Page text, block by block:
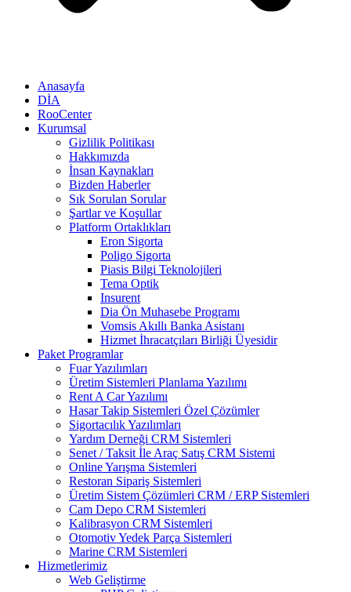
Anasayfa
DİA
RooCenter
Kurumsal
Gizlilik Politikası
Hakkımızda
İnsan Kaynakları
Bizden Haberler
Sık Sorulan Sorular
Şartlar ve Koşullar
Platform Ortaklıkları
Eron Sigorta
Poligo Sigorta
Piasis Bilgi Teknolojileri
Tema Optik
Insurent
Dia Ön Muhasebe Programı
Vomsis Akıllı Banka Asistanı
Hizmet İhracatçıları Birliği Üyesidir
Paket Programlar
Fuar Yazılımları
Üretim Sistemleri Planlama Yazılımı
Rent A Car Yazılımı
Hasar Takip Sistemleri Özel Çözümler
Sigortacılık Yazılımları
Yardım Derneği CRM Sistemleri
Senet / Taksit İle Araç Satış CRM Sistemi
Online Yarışma Sistemleri
Restoran Sipariş Sistemleri
Üretim Sistem Çözümleri CRM / ERP Sistemleri
Cam Depo CRM Sistemleri
Kalibrasyon CRM Sistemleri
Otomotiv Yedek Parça Sistemleri
Marine CRM Sistemleri
Hizmetlerimiz
Web Geliştirme